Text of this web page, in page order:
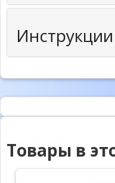
Инструкции
Товары в